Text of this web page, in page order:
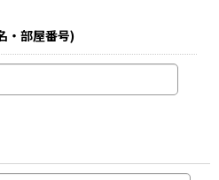
・部屋番号)